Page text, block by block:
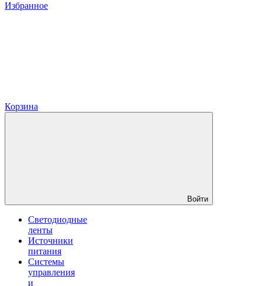
Избранное
Корзина
Войти
Светодиодные
ленты
Источники
питания
Системы
управления
и